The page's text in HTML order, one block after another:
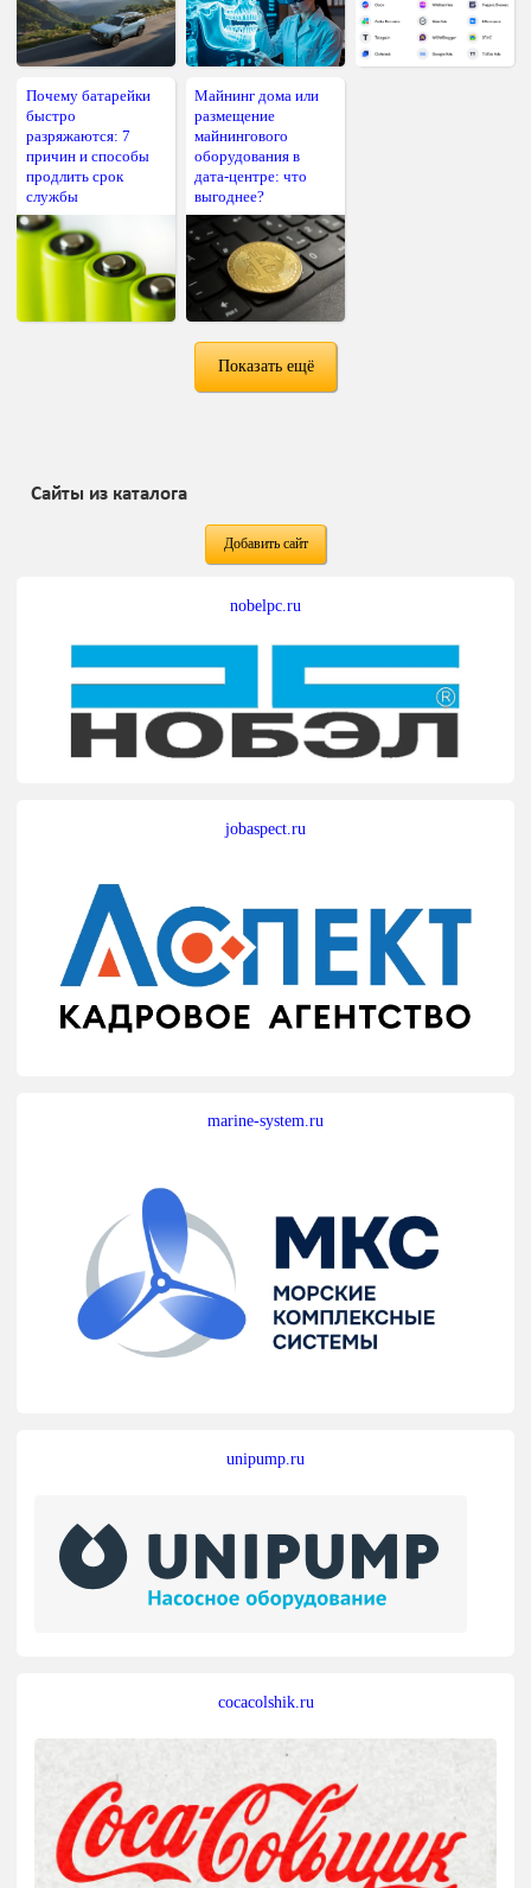
Почему батарейки
быстро
разряжаются: 7
причин и способы
продлить срок
службы
Майнинг дома или
размещение
майнингового
оборудования в
дата-центре: что
выгоднее?
Показать ещё
Сайты из каталога
Добавить сайт
nobelpc.ru
jobaspect.ru
marine-system.ru
unipump.ru
cocacolshik.ru